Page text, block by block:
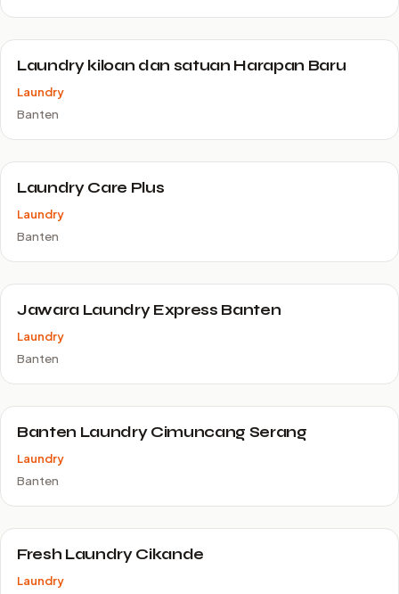
Laundry kiloan dan satuan Harapan Baru
Laundry
Banten
Laundry Care Plus
Laundry
Banten
Jawara Laundry Express Banten
Laundry
Banten
Banten Laundry Cimuncang Serang
Laundry
Banten
Fresh Laundry Cikande
Laundry